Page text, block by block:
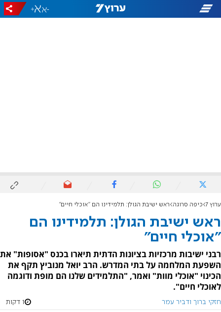
-
+
ערוץ 7 כיפה סרוגה ראש ישיבת הגולן: תלמידינו הם "אוכלי חיים"
ראש ישיבת הגולן: תלמידינו הם
"אוכלי חיים"
רבני ישיבות מרכזיות בציונות הדתית תיארו בכנס "אסופות" את
השפעת המלחמה על בתי המדרש. הרב יואל מנוביץ תקף את
הכינוי "אוכלי מוות" ואמר, "התלמידים שלנו הם מופת ודוגמה
לאוכלי חיים".
חזקי ברוך ודביר עמר 1 דקות